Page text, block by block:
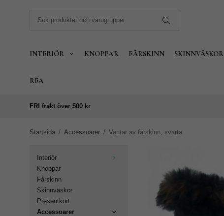
INTERIÖR KNOPPAR FÅRSKINN SKINNVÄSKOR
REA
FRI frakt över 500 kr
Startsida / Accessoarer / Vantar av fårskinn, svarta
Interiör
Knoppar
Fårskinn
Skinnväskor
Presentkort
Accessoarer